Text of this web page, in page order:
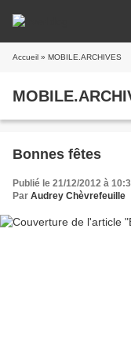
Accueil » MOBILE.ARCHIVES
Bonnes fêtes
Publié le 21/12/2012 à
Par Audrey Chèvrefeuille